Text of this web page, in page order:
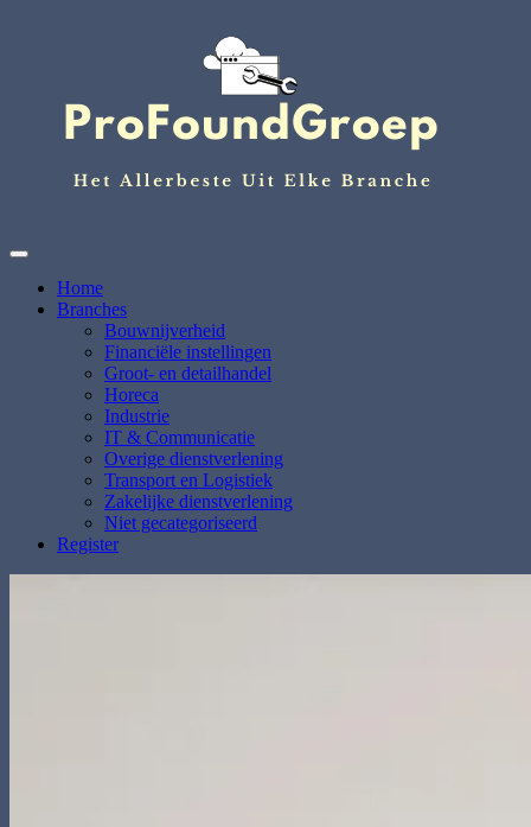
Home
Branches
Bouwnijverheid
Financiële instellingen
Groot- en detailhandel
Horeca
Industrie
IT & Communicatie
Overige dienstverlening
Transport en Logistiek
Zakelijke dienstverlening
Niet gecategoriseerd
Register